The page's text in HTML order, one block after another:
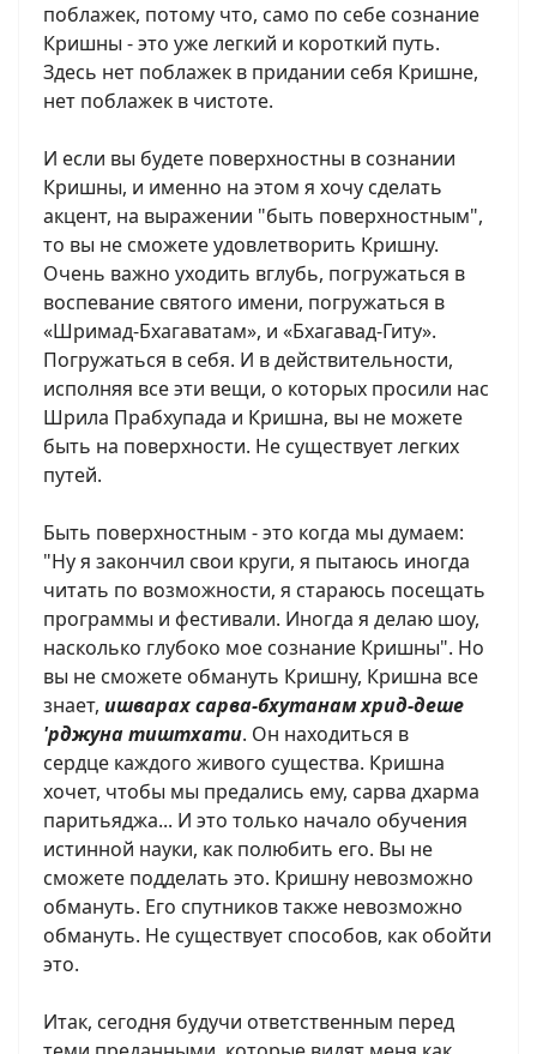
поблажек, потому что, само по себе сознание
Кришны - это уже легкий и короткий путь.
Здесь нет поблажек в придании себя Кришне,
нет поблажек в чистоте.
И если вы будете поверхностны в сознании
Кришны, и именно на этом я хочу сделать
акцент, на выражении "быть поверхностным",
то вы не сможете удовлетворить Кришну.
Очень важно уходить вглубь, погружаться в
воспевание святого имени, погружаться в
«Шримад-Бхагаватам», и «Бхагавад-Гиту».
Погружаться в себя. И в действительности,
исполняя все эти вещи, о которых просили нас
Шрила Прабхупада и Кришна, вы не можете
быть на поверхности. Не существует легких
путей.
Быть поверхностным - это когда мы думаем:
"Ну я закончил свои круги, я пытаюсь иногда
читать по возможности, я стараюсь посещать
программы и фестивали. Иногда я делаю шоу,
насколько глубоко мое сознание Кришны". Но
вы не сможете обмануть Кришну, Кришна все
знает, ишварах сарва-бхутанам хрид-деше
'рджуна тиштхати. Он находиться в
сердце каждого живого существа. Кришна
хочет, чтобы мы предались ему, сарва дхарма
паритьяджа... И это только начало обучения
истинной науки, как полюбить его. Вы не
сможете подделать это. Кришну невозможно
обмануть. Его спутников также невозможно
обмануть. Не существует способов, как обойти
это.
Итак, сегодня будучи ответственным перед